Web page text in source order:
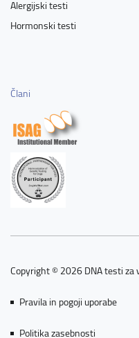
Alergijski testi
Hormonski testi
Člani
Copyright © 2026 DNA testi za
Pravila in pogoji uporabe
Politika zasebnosti